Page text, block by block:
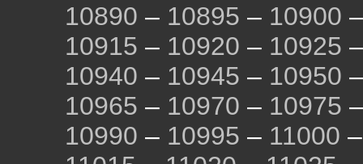
10890 – 10895 – 10900
10915 – 10920 – 10925
10940 – 10945 – 10950
10965 – 10970 – 10975
10990 – 10995 – 11000